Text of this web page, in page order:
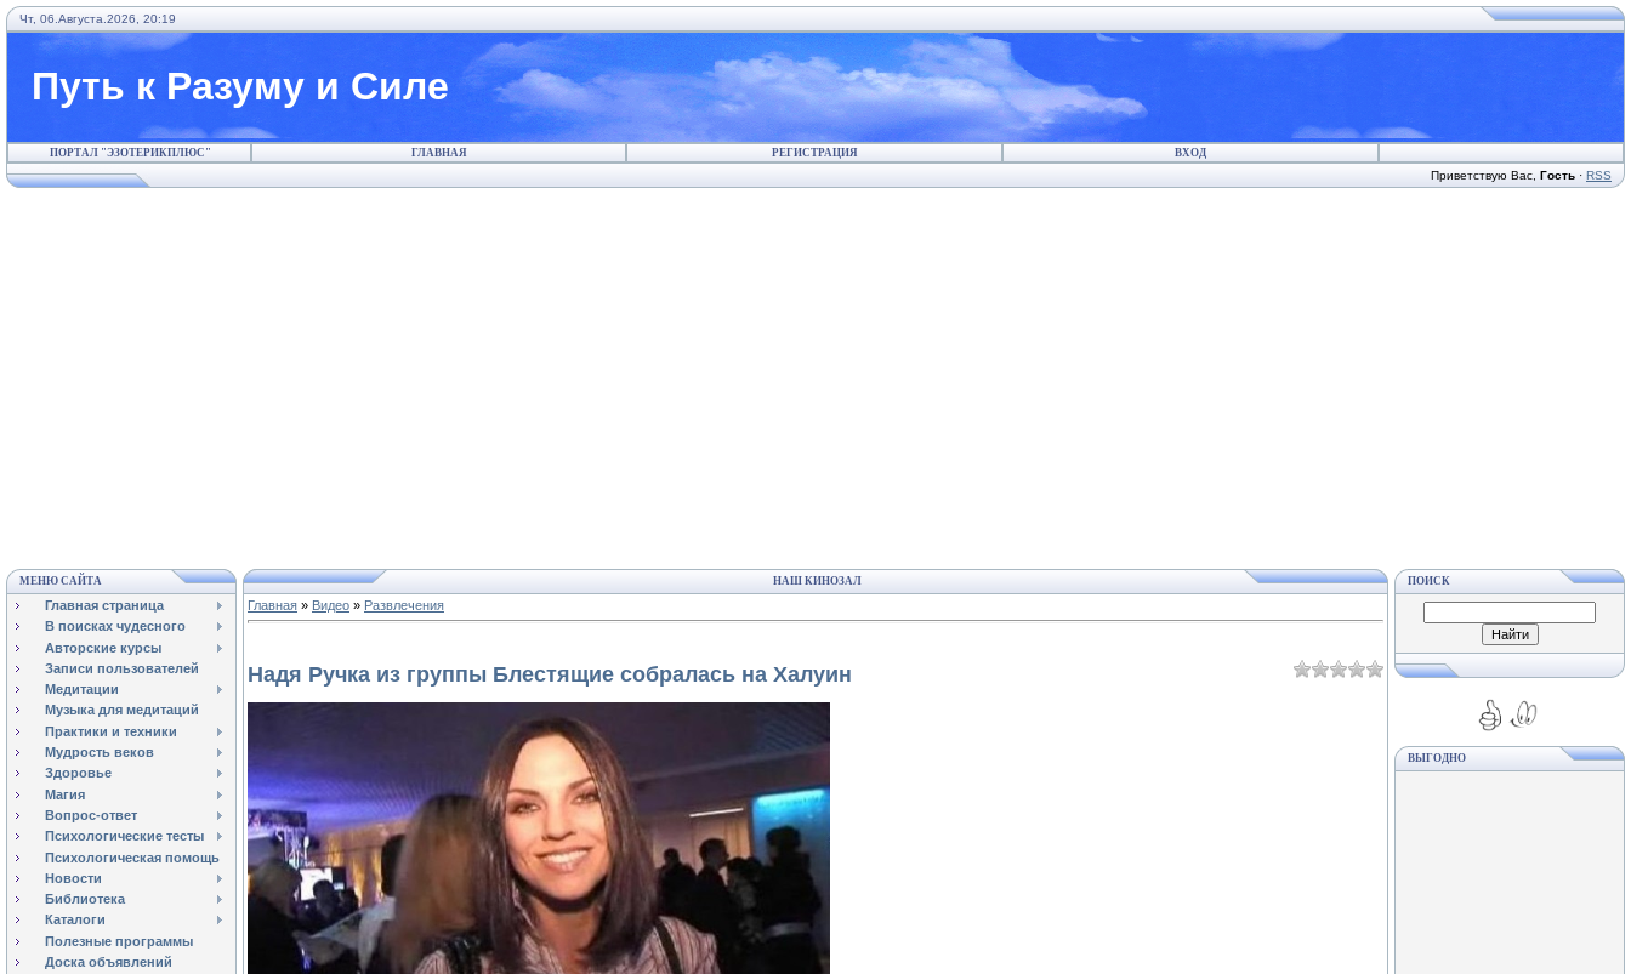
Чт, 06.Августа.2026, 20:19
Путь к Разуму и Силе
ПОРТАЛ "ЭЗОТЕРИКПЛЮС" ГЛАВНАЯ РЕГИСТРАЦИЯ ВХОД
Приветствую Вас Гость · RSS
МЕНЮ САЙТА
Главная страница
В поисках чудесного
Авторские курсы
Записи пользователей
Медитации
Музыка для медитаций
Практики и техники
Мудрость веков
Здоровье
Магия
Вопрос-ответ
Психологические тесты
Психологическая помощь
Новости
Библиотека
Каталоги
Полезные программы
Доска объявлений
НАШ КИНОЗАЛ
Главная » Видео » Развлечения
Надя Ручка из группы Блестящие собралась на Халуин
ПОИСК
ВЫГОДНО